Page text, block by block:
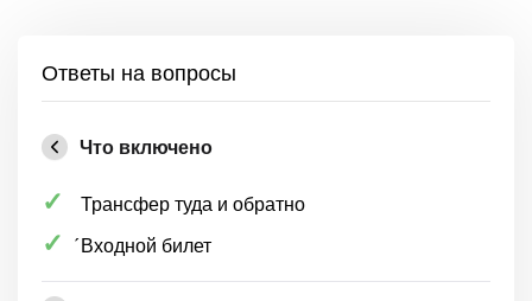
Ответы на вопросы
Что включено
Трансфер туда и обратно
́Входной билет